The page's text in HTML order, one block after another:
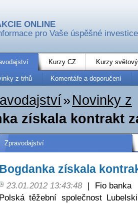
ONLINE
pro Vaše úspěšné investice
Kurzy CZ Kurzy
z trhů Komentáře a doporučení
» Novinky z
získala kontrakt
Zpravodajství
Bogdanka získala
23.01.2012 13:43:48 |
Fio banka
Polská těžební společnost